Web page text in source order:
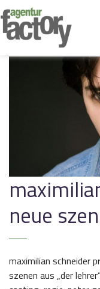
neue
maximilian schneider
szenen aus „der